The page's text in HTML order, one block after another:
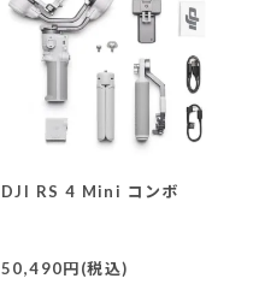
DJI RS 4 Mini コンボ
50,490円(税込)